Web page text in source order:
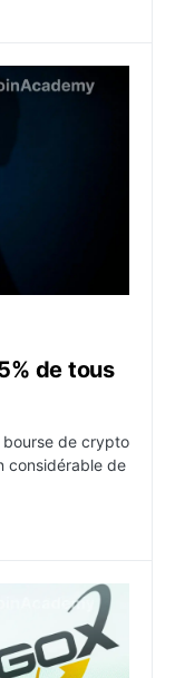
les BTC
de tous
bourse de crypto
considérable de
le remboursement